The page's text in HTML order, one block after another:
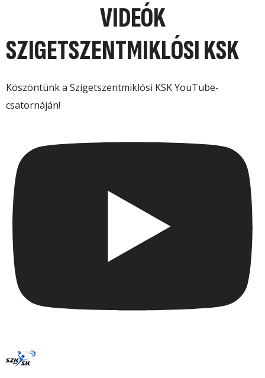
VIDEÓK
SZIGETSZENTMIKLÓSI KSK
Köszöntünk a Szigetszentmiklósi KSK YouTube-
csatornáján!